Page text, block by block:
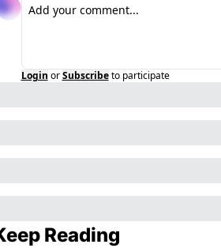
Login or Subscribe to participate
Reading